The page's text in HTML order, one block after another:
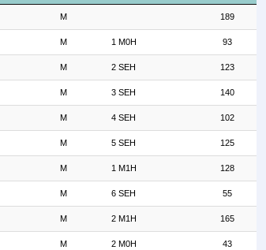
M 189
M 1 M0H 93
M 2 SEH 123
M 3 SEH 140
M 4 SEH 102
M 5 SEH 125
M 1 M1H 128
M 6 SEH 55
M 2 M1H 165
M 2 M0H 43